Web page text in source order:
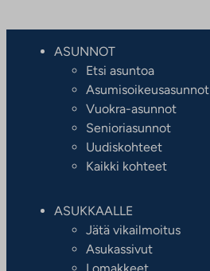
ASUNNOT
Etsi asuntoa
Asumisoikeusasunnot
Vuokra-asunnot
Senioriasunnot
Uudiskohteet
Kaikki kohteet
ASUKKAALLE
Jätä vikailmoitus
Asukassivut
Lomakkeet